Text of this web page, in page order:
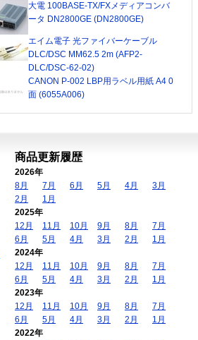
大電 100BASE-TX/FXメディアコンバ
ータ DN2800GE (DN2800GE)
エイム電子 光ファイバーケーブル
DLC/DSC MM62.5 2m (AFP2-
DLC/DSC-62-02)
CANON P-002 LBP用ラベル用紙 A4 0
面 (6055A006)
商品更新履歴
2026年
8月
7月 6月 5月 4月
3月
2月
1月
2025年
12月
11月 10月 9月 8月
7月
6月
5月 4月 3月 2月
1月
2024年
12月
11月 10月 9月 8月
7月
6月
5月 4月 3月 2月
1月
2023年
12月
11月 10月 9月 8月
7月
6月
5月 4月 3月 2月
1月
2022年